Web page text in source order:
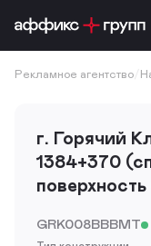
Рекламное агентство
г. Горячий
1384+370
GRK008BBBMT